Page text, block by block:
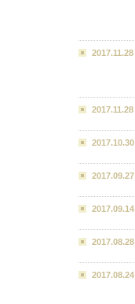
2017.11.28
2017.11.28
2017.10.30
2017.09.27
2017.09.14
2017.08.28
2017.08.24